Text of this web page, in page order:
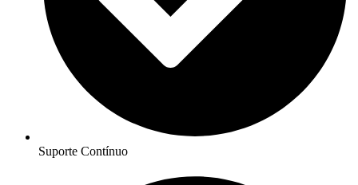
Suporte Contínuo